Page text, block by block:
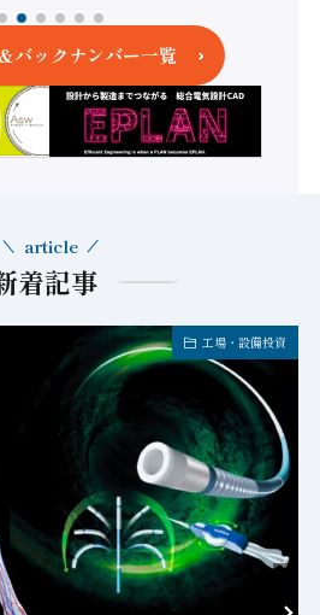
バックナンバー一覧
着記事
article
工場・設備投資